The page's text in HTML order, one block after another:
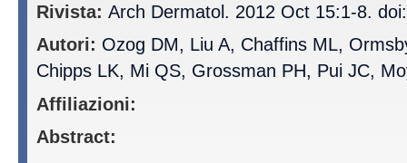
Rivista: Arch Dermatol. 2012 Oct 15:1-8.
Autori: Ozog DM, Liu A, Chaffins ML,
Chipps LK, Mi QS, Grossman PH, Pui JC,
Affiliazioni:
Abstract: